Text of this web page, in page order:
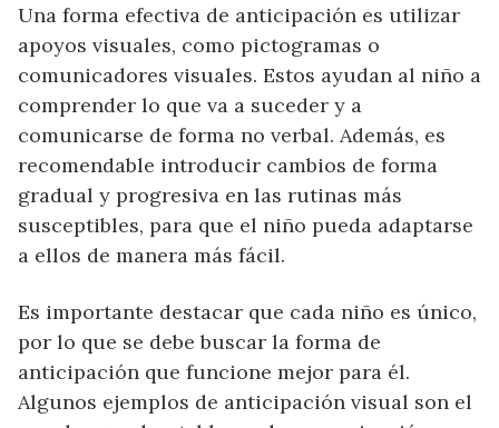
Una forma efectiva de anticipación es utilizar
apoyos visuales, como pictogramas o
comunicadores visuales. Estos ayudan al niño a
comprender lo que va a suceder y a
comunicarse de forma no verbal. Además, es
recomendable introducir cambios de forma
gradual y progresiva en las rutinas más
susceptibles, para que el niño pueda adaptarse
a ellos de manera más fácil.
Es importante destacar que cada niño es único,
por lo que se debe buscar la forma de
anticipación que funcione mejor para él.
Algunos ejemplos de anticipación visual son el